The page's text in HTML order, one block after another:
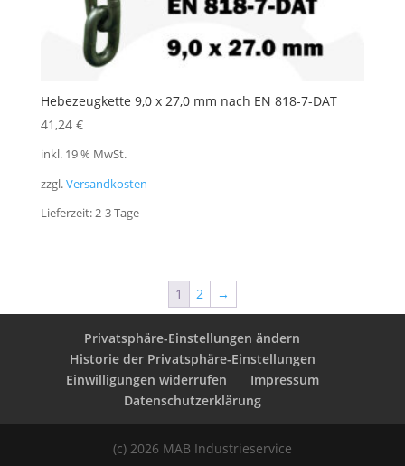
Hebezeugkette 9,0 x 27,0 mm nach EN 818-7-DAT
41,24 €
inkl. 19 % MwSt.
zzgl.Versandkosten
Lieferzeit:2-3 Tage
1 2 →
Privatsphäre-Einstellungen ändern
Historie der Privatsphäre-Einstellungen
Einwilligungen widerrufen
Impressum
Datenschutzerklärung
(c) 2026 MAB Industrieservice